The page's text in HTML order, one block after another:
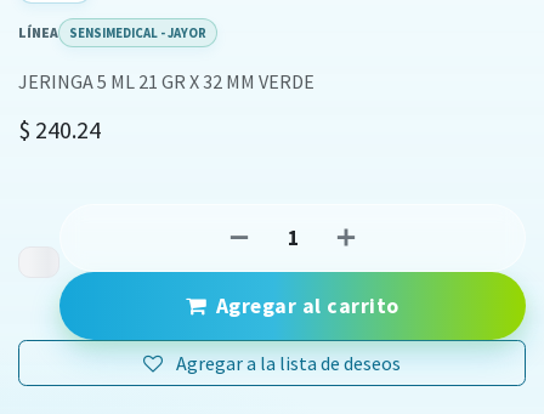
LÍNEA SENSIMEDICAL - JAYOR
JERINGA 5 ML 21 GR X 32 MM VERDE
$ 240.24
Agregar al carrito
Agregar a la lista de deseos